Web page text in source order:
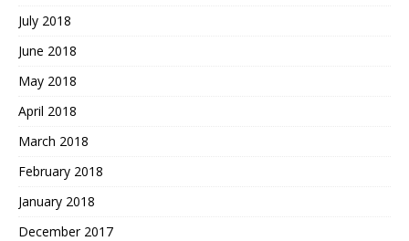
July 2018
June 2018
May 2018
April 2018
March 2018
February 2018
January 2018
December 2017